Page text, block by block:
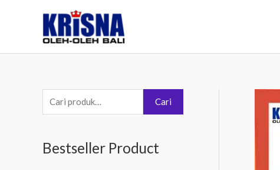
e
c
Cari
Bestseller Product